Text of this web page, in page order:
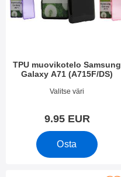
TPU muovikotelo Samsung
Galaxy A71 (A715F/DS)
Tuote.nro 34895
Valitse väri
9.95 EUR
Osta